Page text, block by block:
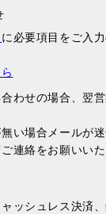
に必要項目をご入
わせの場合、翌
い場合メールが
連絡をお願いいた
ッシュレス決済